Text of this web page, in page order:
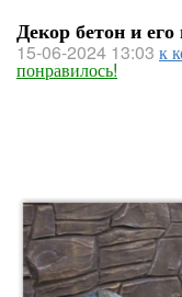
Декор бетон и
15-06-2024 13:03 к
понравилось!